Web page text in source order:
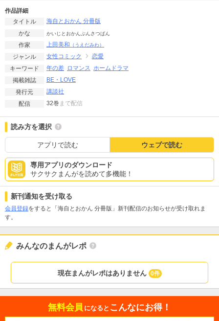
作品詳細
タイトル
海自とおかん 分冊版
かな
かいじとおかんぶんさつばん
作家 上田美和 （うえだみわ）
ジャンル 女性コミック
恋愛
キーワード
年の差 ロマンス ホームドラマ
掲載雑誌
BE・LOVE
発行元
講談社
配信
32巻 まで配信
読み方を選択
アプリで読む ウェブで読む
専用アプリのダウンロード
サクサクまんがを読めて多機能！
新刊通知を受け取る
会員登録をすると「海自とおかん 分冊版」新刊配信のお知らせが受け取れま
す。
みんなのまんがレポ
現在まんがレポはありません 0件
無料会員 になると こんなにお得！